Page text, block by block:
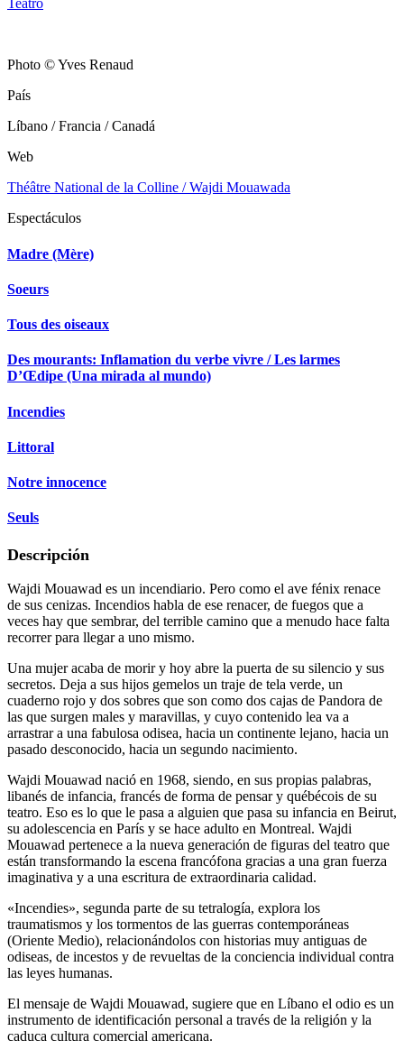
Teatro
Photo © Yves Renaud
País
Líbano / Francia / Canadá
Web
Théâtre National de la Colline / Wajdi Mouawada
Espectáculos
Madre (Mère)
Soeurs
Tous des oiseaux
Des mourants: Inflamation du verbe vivre / Les larmes
D’Œdipe (Una mirada al mundo)
Incendies
Littoral
Notre innocence
Seuls
Descripción
Wajdi Mouawad es un incendiario. Pero como el ave fénix renace
de sus cenizas. Incendios habla de ese renacer, de fuegos que a
veces hay que sembrar, del terrible camino que a menudo hace falta
recorrer para llegar a uno mismo.
Una mujer acaba de morir y hoy abre la puerta de su silencio y sus
secretos. Deja a sus hijos gemelos un traje de tela verde, un
cuaderno rojo y dos sobres que son como dos cajas de Pandora de
las que surgen males y maravillas, y cuyo contenido lea va a
arrastrar a una fabulosa odisea, hacia un continente lejano, hacia un
pasado desconocido, hacia un segundo nacimiento.
Wajdi Mouawad nació en 1968, siendo, en sus propias palabras,
libanés de infancia, francés de forma de pensar y québécois de su
teatro. Eso es lo que le pasa a alguien que pasa su infancia en Beirut,
su adolescencia en París y se hace adulto en Montreal. Wajdi
Mouawad pertenece a la nueva generación de figuras del teatro que
están transformando la escena francófona gracias a una gran fuerza
imaginativa y a una escritura de extraordinaria calidad.
«Incendies», segunda parte de su tetralogía, explora los
traumatismos y los tormentos de las guerras contemporáneas
(Oriente Medio), relacionándolos con historias muy antiguas de
odiseas, de incestos y de revueltas de la conciencia individual contra
las leyes humanas.
El mensaje de Wajdi Mouawad, sugiere que en Líbano el odio es un
instrumento de identificación personal a través de la religión y la
caduca cultura comercial americana.